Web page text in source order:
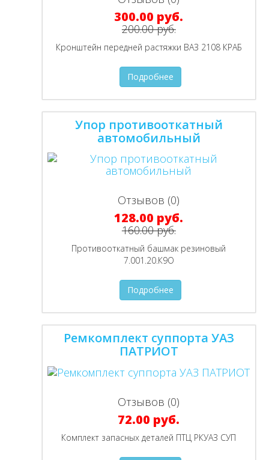
300.00 руб.
200.00 руб.
Кронштейн передней растяжки ВАЗ 2108 КРАБ
Подробнее
Упор противооткатный
автомобильный
Отзывов (0)
128.00 руб.
160.00 руб.
Противооткатный башмак резиновый
7.001.20.К9O
Подробнее
Ремкомплект суппорта УАЗ
ПАТРИОТ
Отзывов (0)
72.00 руб.
Комплект запасных деталей ПТЦ РКУАЗ СУП